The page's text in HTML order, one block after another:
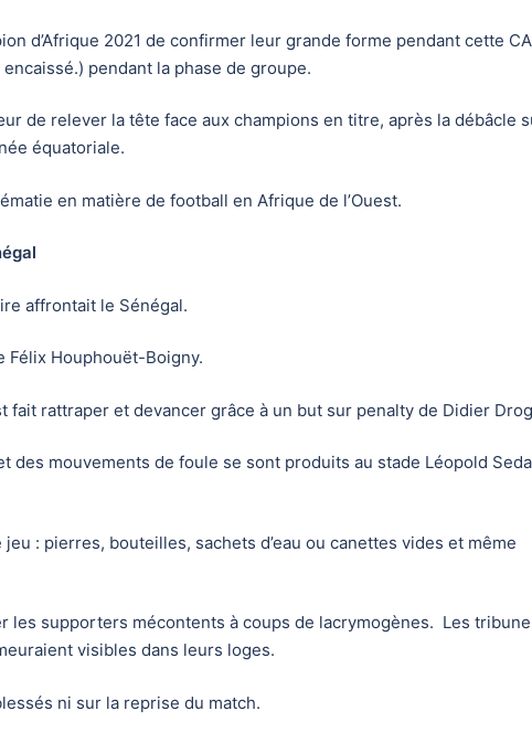
d’Afrique 2021 de confirmer leur grande forme pendant cette
pendant la phase de groupe.
de relever la tête face aux champions en titre, après la débâcle
équatoriale.
en matière de football en Afrique de l’Ouest.
affrontait le Sénégal.
Félix Houphouët-Boigny.
fait rattraper et devancer grâce à un but sur penalty de Didier
des mouvements de foule se sont produits au stade Léopold
: pierres, bouteilles, sachets d’eau ou canettes vides et même
les supporters mécontents à coups de lacrymogènes. Les
visibles dans leurs loges.
ni sur la reprise du match.